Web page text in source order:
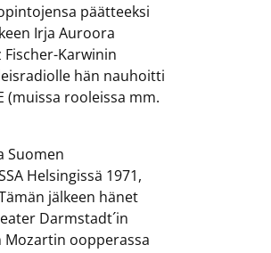
päätteeksi
Irja Auroora
Karwinin
hän nauhoitti
(muissa rooleissa mm.
Suomen
Helsingissä 1971,
jälkeen hänet
Darmstadt´in
Mozartin oopperassa